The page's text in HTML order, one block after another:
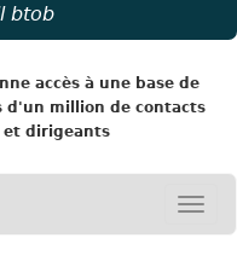
btob
accès à une base de
d'un million de contacts
et dirigeants